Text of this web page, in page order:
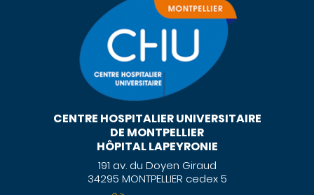
CENTRE HOSPITALIER UNIVERSITAIRE
DE MONTPELLIER
HÔPITAL LAPEYRONIE
191 av. du Doyen Giraud
34295 MONTPELLIER cedex 5